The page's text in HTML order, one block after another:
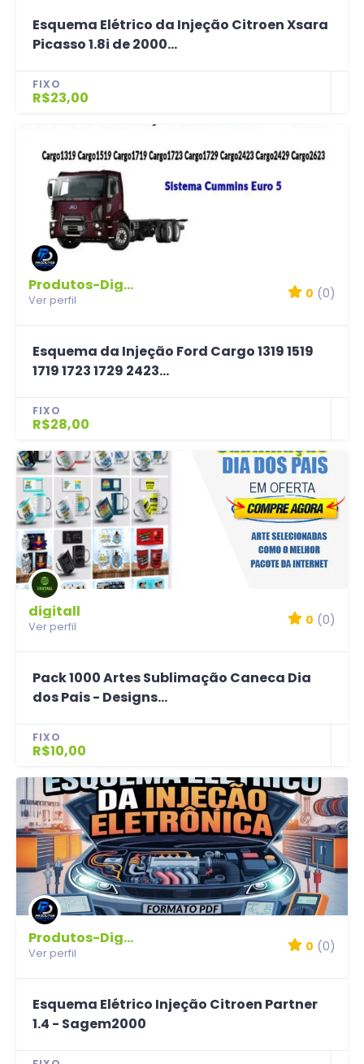
Esquema Elétrico da Injeção Citroen Xsara
Picasso 1.8i de 2000...
FIXO
R$23,00
Produtos-Digitais
Ver perfil 0 (0)
Esquema da Injeção Ford Cargo 1319 1519
1719 1723 1729 2423...
FIXO
R$28,00
digitall
Ver perfil 0 (0)
Pack 1000 Artes Sublimação Caneca Dia
dos Pais - Designs...
FIXO
R$10,00
Produtos-Digitais
Ver perfil 0 (0)
Esquema Elétrico Injeção Citroen Partner
1.4 - Sagem2000